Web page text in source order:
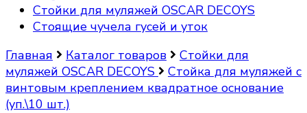
Стойки для муляжей OSCAR DECOYS
Стоящие чучела гусей и уток
Главная
Каталог товаров
Стойки для
муляжей OSCAR DECOYS
Стойка для муляжей с
винтовым креплением квадратное основание
(уп.\10 шт.)